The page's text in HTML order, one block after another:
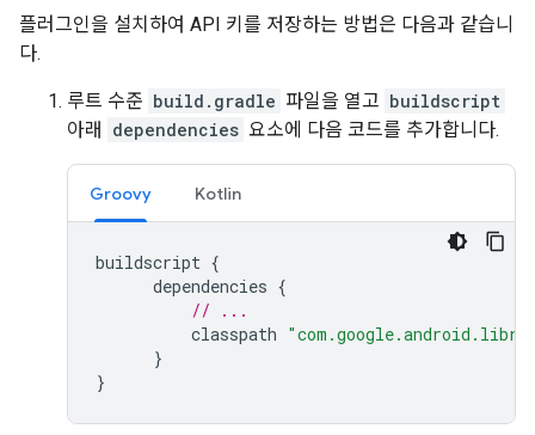
플러그인을 설치하여 API 키를 저장하는 방법은 다음과 같습니
다.
루트 수준 build.gradle 파일을 열고 buildscript
아래 dependencies 요소에 다음 코드를 추가합니다.
Groovy Kotlin
buildscript {
dependencies {
// ...
classpath
}
}